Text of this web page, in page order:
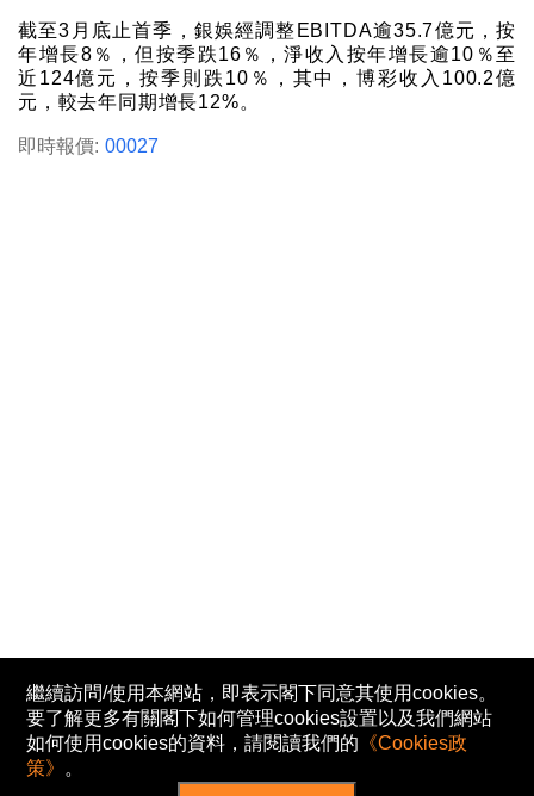
截至3月底止首季，銀娛經調整EBITDA逾35.7億元，按
年增長8％，但按季跌16％，淨收入按年增長逾10％至
近124億元，按季則跌10％，其中，博彩收入100.2億
元，較去年同期增長12%。
即時報價: 00027
繼續訪問/使用本網站，即表示閣下同意其使用cookies。
要了解更多有關閣下如何管理cookies設置以及我們網站
如何使用cookies的資料，請閱讀我們的 《Cookies政
策》 。